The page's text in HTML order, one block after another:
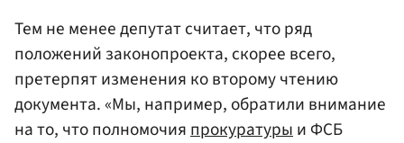
Тем не менее депутат считает, что ряд
положений законопроекта, скорее всего,
претерпят изменения ко второму чтению
документа. «Мы, например, обратили внимание
на то, что полномочияпрокуратурыи ФСБ